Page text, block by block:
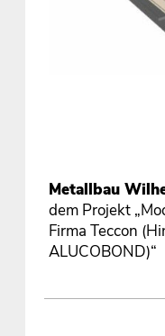
Metallbau
dem Projekt
Firma Teccon
ALUCOBOND)“